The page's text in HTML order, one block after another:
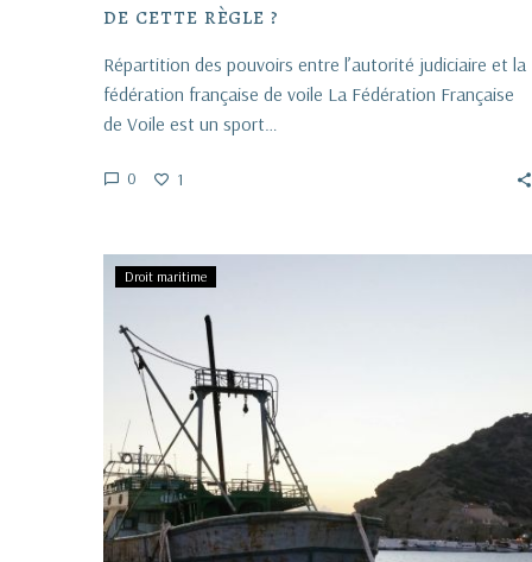
de cette règle ?
Répartition des pouvoirs entre l’autorité judiciaire et la
fédération française de voile La Fédération Française
de Voile est un sport…
0 1
Droit maritime